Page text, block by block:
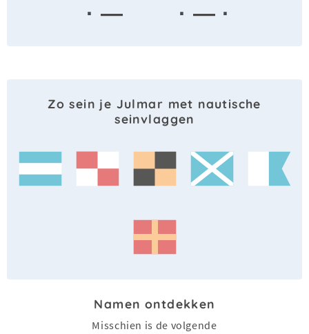
· —
· — ·
Zo sein je Julmar met nautische
seinvlaggen
Namen ontdekken
Misschien is de volgende